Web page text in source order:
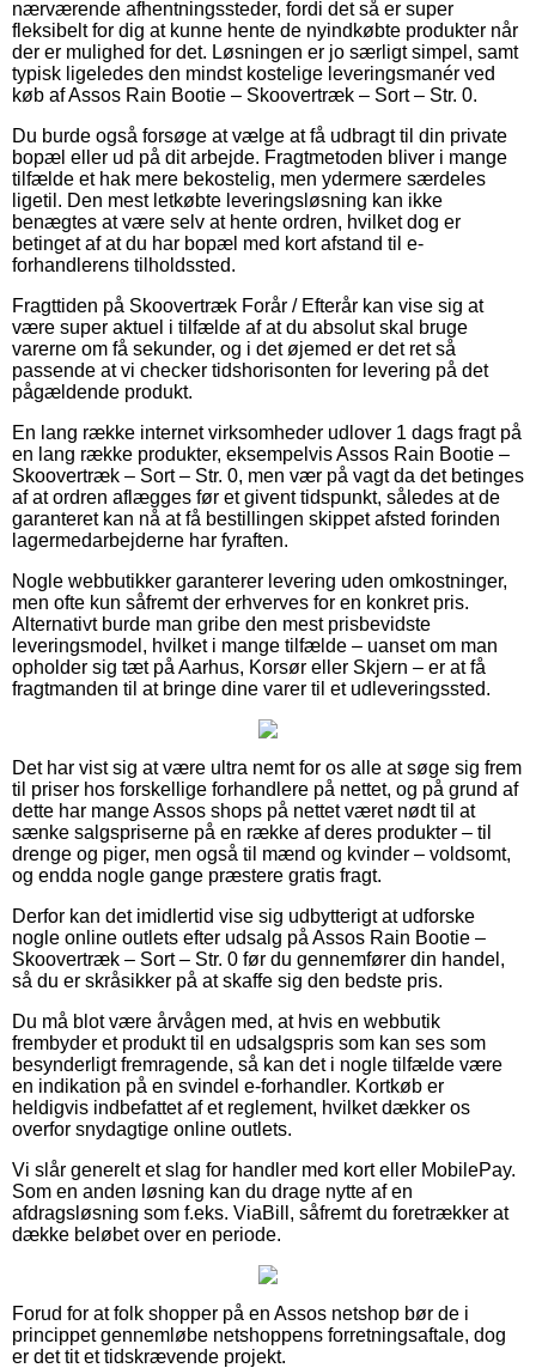
nærværende afhentningssteder, fordi det så er super
fleksibelt for dig at kunne hente de nyindkøbte produkter når
der er mulighed for det. Løsningen er jo særligt simpel, samt
typisk ligeledes den mindst kostelige leveringsmanér ved
køb af Assos Rain Bootie – Skoovertræk – Sort – Str. 0.
Du burde også forsøge at vælge at få udbragt til din private
bopæl eller ud på dit arbejde. Fragtmetoden bliver i mange
tilfælde et hak mere bekostelig, men ydermere særdeles
ligetil. Den mest letkøbte leveringsløsning kan ikke
benægtes at være selv at hente ordren, hvilket dog er
betinget af at du har bopæl med kort afstand til e-
forhandlerens tilholdssted.
Fragttiden på Skoovertræk Forår / Efterår kan vise sig at
være super aktuel i tilfælde af at du absolut skal bruge
varerne om få sekunder, og i det øjemed er det ret så
passende at vi checker tidshorisonten for levering på det
pågældende produkt.
En lang række internet virksomheder udlover 1 dags fragt på
en lang række produkter, eksempelvis Assos Rain Bootie –
Skoovertræk – Sort – Str. 0, men vær på vagt da det betinges
af at ordren aflægges før et givent tidspunkt, således at de
garanteret kan nå at få bestillingen skippet afsted forinden
lagermedarbejderne har fyraften.
Nogle webbutikker garanterer levering uden omkostninger,
men ofte kun såfremt der erhverves for en konkret pris.
Alternativt burde man gribe den mest prisbevidste
leveringsmodel, hvilket i mange tilfælde – uanset om man
opholder sig tæt på Aarhus, Korsør eller Skjern – er at få
fragtmanden til at bringe dine varer til et udleveringssted.
Det har vist sig at være ultra nemt for os alle at søge sig frem
til priser hos forskellige forhandlere på nettet, og på grund af
dette har mange Assos shops på nettet været nødt til at
sænke salgspriserne på en række af deres produkter – til
drenge og piger, men også til mænd og kvinder – voldsomt,
og endda nogle gange præstere gratis fragt.
Derfor kan det imidlertid vise sig udbytterigt at udforske
nogle online outlets efter udsalg på Assos Rain Bootie –
Skoovertræk – Sort – Str. 0 før du gennemfører din handel,
så du er skråsikker på at skaffe sig den bedste pris.
Du må blot være årvågen med, at hvis en webbutik
frembyder et produkt til en udsalgspris som kan ses som
besynderligt fremragende, så kan det i nogle tilfælde være
en indikation på en svindel e-forhandler. Kortkøb er
heldigvis indbefattet af et reglement, hvilket dækker os
overfor snydagtige online outlets.
Vi slår generelt et slag for handler med kort eller MobilePay.
Som en anden løsning kan du drage nytte af en
afdragsløsning som f.eks. ViaBill, såfremt du foretrækker at
dække beløbet over en periode.
Forud for at folk shopper på en Assos netshop bør de i
princippet gennemløbe netshoppens forretningsaftale, dog
er det tit et tidskrævende projekt.